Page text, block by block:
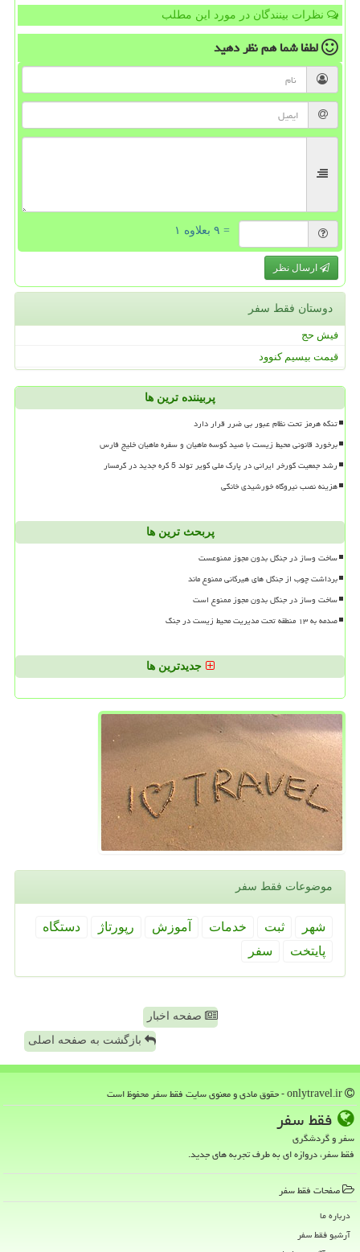
نظرات بینندگان در مورد این مطلب
لطفا شما همنظر دهید
= ۹ بعلاوه ۱
ارسال نظر
دوستان فقط سفر
فیش حج
قیمت بیسیم کنوود
پربیننده ترین ها
تنگه هرمز تحت نظام عبور بی ضرر قرار دارد
برخورد قانونی محیط زیست با صید کوسه ماهیان و سفره ماهیان خلیج فارس
رشد جمعیت گورخر ایرانی در پارک ملی کویر تولد 5 کره جدید در گرمسار
هزینه نصب نیروگاه خورشیدی خانگی
پربحث ترین ها
ساخت وساز در جنگل بدون مجوز ممنوعست
برداشت چوب از جنگل های هیرکانی ممنوع ماند
ساخت وساز در جنگل بدون مجوز ممنوع است
صدمه به ۱۳ منطقه تحت مدیریت محیط زیست در جنگ
جدیدترین ها
موضوعات فقط سفر
شهر ثبت خدمات آموزش رپورتاژ
دستگاه
پایتخت
سفر
صفحه اخبار
بازگشت به صفحه اصلی
فقط سفر
سفر و گردشگری
فقط سفر، دروازه ای به طرف تجربه های جدید.
صفحات فقط سفر
درباره ما
آرشیو فقط سفر